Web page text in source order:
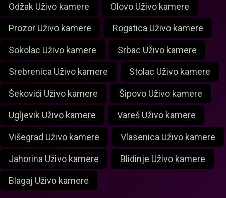
Odžak Uživo kamere Olovo Uživo kamere
Prozor Uživo kamere Rogatica Uživo kamere
Sokolac Uživo kamere Srbac Uživo kamere
Srebrenica Uživo kamere Stolac Uživo kamere
Šekovići Uživo kamere Šipovo Uživo kamere
Ugljevik Uživo kamere Vareš Uživo kamere
Višegrad Uživo kamere Vlasenica Uživo kamere
Jahorina Uživo kamere Blidinje Uživo kamere
Blagaj Uživo kamere